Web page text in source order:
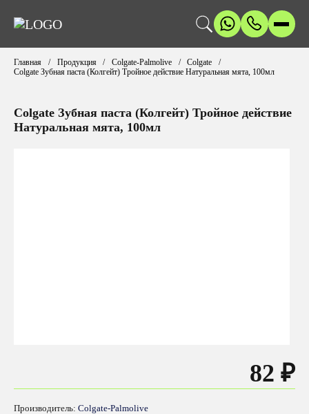
Главная Продукция Colgate-Palmolive
Colgate
Colgate Зубная паста (Колгейт) Тройное действие Натуральная мята, 100мл
Colgate Зубная паста (Колгейт) Тройное действие
Натуральная мята, 100мл
82 ₽
Производитель:Colgate-Palmolive